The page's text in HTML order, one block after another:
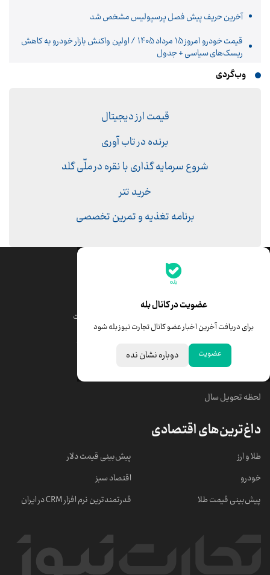
آخرین حریف پیش فصل پرسپولیس مشخص شد
قیمت خودرو امروز 15 مرداد 1405 / اولین واکنش بازار خودرو به کاهش
ریسک‌های سیاسی + جدول
وب‌گردی
قیمت ارز دیجیتال
برنده در تاب آوری
شروع سرمایه گذاری با نقره در ملّی گلد
خرید تتر
برنامه تغذیه و تمرین تخصصی
عضویت در کانال بله
برای دریافت آخرین اخبار عضو کانال تجارت نیوز بله شود
عضویت دوباره نشان نده
جدیدترین قیمت‌ها
قیمت درهم امارات
خبرهای مهم
لحظه تحویل سال
داغ‌ترین‌های اقتصادی
طلا و ارز
خودرو
پیش‌بینی قیمت طلا
پیش‌بینی قیمت دلار
اقتصاد سبز
قدرتمندترین نرم‌ افزار CRM در ایران